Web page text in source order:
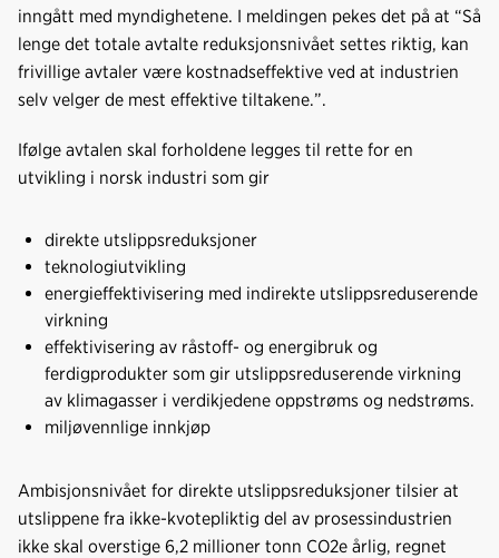
inngått med myndighetene. I meldingen pekes det på at “Så
lenge det totale avtalte reduksjonsnivået settes riktig, kan
frivillige avtaler være kostnadseffektive ved at industrien
selv velger de mest effektive tiltakene.”.
Ifølge avtalen skal forholdene legges til rette for en
utvikling i norsk industri som gir
direkte utslippsreduksjoner
teknologiutvikling
energieffektivisering med indirekte utslippsreduserende
virkning
effektivisering av råstoff- og energibruk og
ferdigprodukter som gir utslippsreduserende virkning
av klimagasser i verdikjedene oppstrøms og nedstrøms.
miljøvennlige innkjøp
Ambisjonsnivået for direkte utslippsreduksjoner tilsier at
utslippene fra ikke-kvotepliktig del av prosessindustrien
ikke skal overstige 6,2 millioner tonn CO2e årlig, regnet